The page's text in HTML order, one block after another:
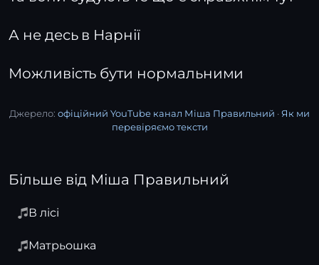
А не десь в Нарнії
Можливість бути нормальними
Джерело: офіційний YouTube канал Міша Правильний · Як ми
перевіряємо тексти
Більше від Міша Правильний
В лісі
Матрьошка